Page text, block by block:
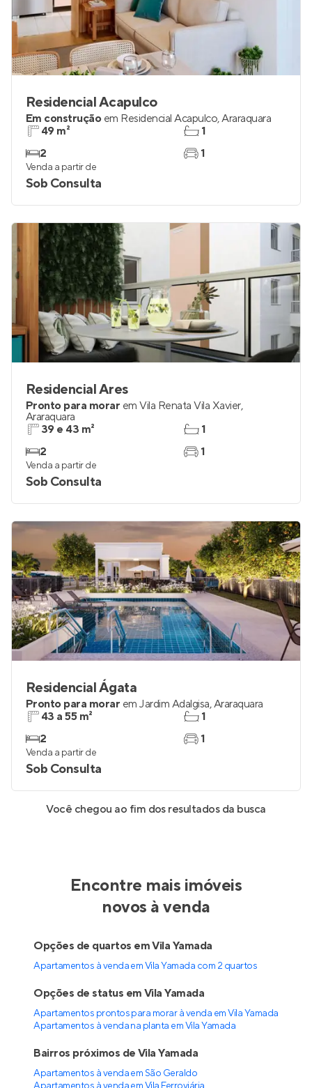
Residencial Acapulco
Em construção em Residencial Acapulco,Araraquara
49 m²
2
1
1
Venda a partir de
Sob Consulta
Residencial Ares
Pronto para morar em Vila Renata Vila Xavier,
Araraquara
39 e 43 m²
2
1
1
Venda a partir de
Sob Consulta
Residencial Ágata
Pronto para morar em Jardim Adalgisa,Araraquara
43 a 55 m²
2
1
1
Venda a partir de
Sob Consulta
Você chegou ao fim dos resultados da busca
Encontre mais imóveis
novos à venda
Opções de quartos em Vila Yamada
Apartamentos à venda em Vila Yamada com 2 quartos
Opções de status em Vila Yamada
Apartamentos prontos para morar à venda em Vila Yamada
Apartamentos à venda na planta em Vila Yamada
Bairros próximos de Vila Yamada
Apartamentos à venda em São Geraldo